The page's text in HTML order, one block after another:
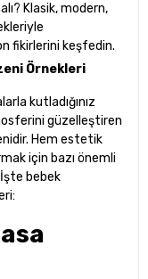
Klasik, modern,
fikirlerini keşfedin.
Örnekleri
kutladığınız
güzelleştiren
Hem estetik
için bazı önemli
İşte bebek